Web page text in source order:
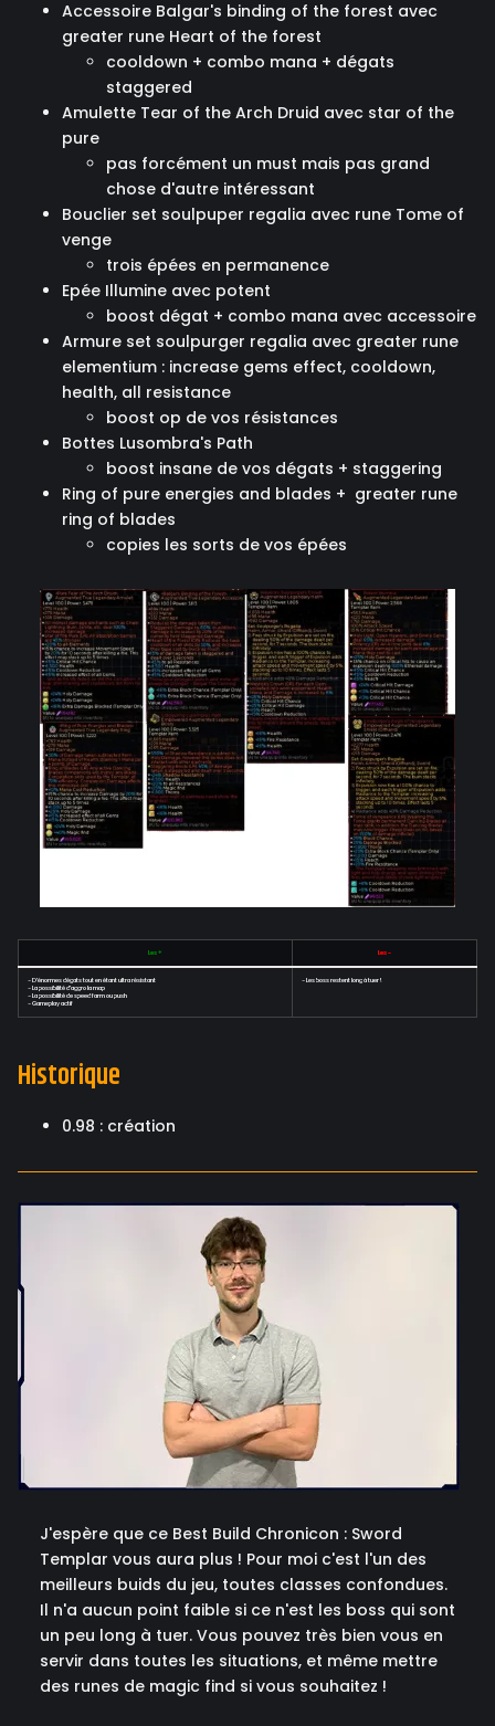
Accessoire Balgar's binding of the forest avec
greater rune Heart of the forest
cooldown + combo mana + dégats
staggered
Amulette Tear of the Arch Druid avec star of the
pure
pas forcément un must mais pas grand
chose d'autre intéressant
Bouclier set soulpuper regalia avec rune Tome of
venge
trois épées en permanence
Epée Illumine avec potent
boost dégat + combo mana avec accessoire
Armure set soulpurger regalia avec greater rune
elementium : increase gems effect, cooldown,
health, all resistance
boost op de vos résistances
Bottes Lusombra's Path
boost insane de vos dégats + staggering
Ring of pure energies and blades + greater rune
ring of blades
copies les sorts de vos épées
Les + Les -
- D'énormes dégats tout en étant ultra résistant
- La possibilité d'aggro la map
- La possibilité de speed farm ou push
- Gameplay actif
- Les boss restent long à tuer !
Historique
0.98 : création
J'espère que ce Best Build Chronicon : Sword
Templar vous aura plus ! Pour moi c'est l'un des
meilleurs buids du jeu, toutes classes confondues.
Il n'a aucun point faible si ce n'est les boss qui sont
un peu long à tuer. Vous pouvez très bien vous en
servir dans toutes les situations, et même mettre
des runes de magic find si vous souhaitez !